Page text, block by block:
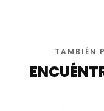
TAMBIÉN